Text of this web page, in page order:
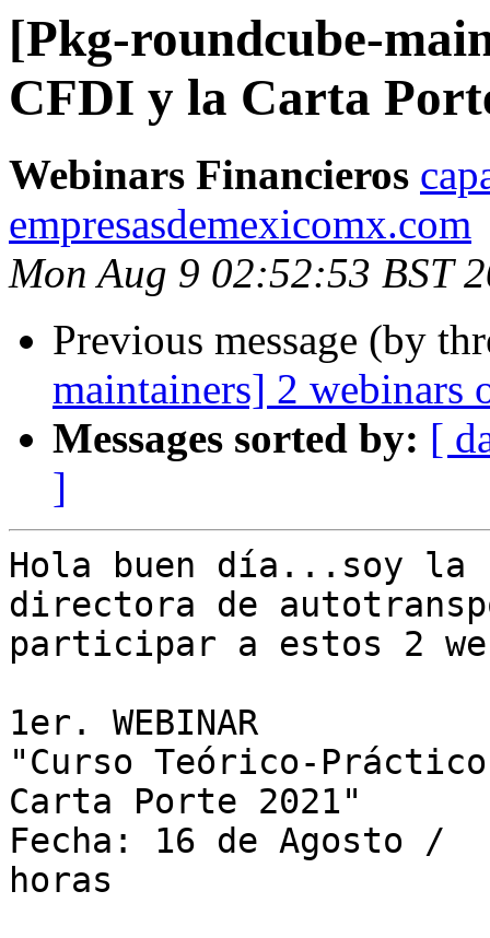
[Pkg-roundcube-
CFDI y la Carta
Webinars Financieros
empresasdemexicomx.com
Mon Aug 9 02:52:53 BST
Previous message (by
maintainers] 2 webinars
Messages sorted by: [
]
Hola buen día...soy la
directora de
participar a estos 2
1er. WEBINAR
"Curso Teórico-
Carta Porte 2021"
Fecha: 16 de Agosto /
horas